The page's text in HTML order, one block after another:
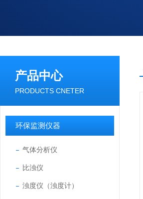
产品中心
PRODUCTS CNETER
环保监测仪器
气体分析仪
比浊仪
浊度仪（浊度计）